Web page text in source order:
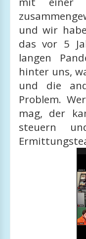
und wir
das vor 5
langen
hinter uns,
und die
Problem.
mag, der
steuern